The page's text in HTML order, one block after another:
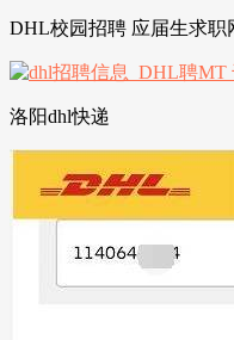
DHL校园招聘 应届生求职
洛阳dhl快递